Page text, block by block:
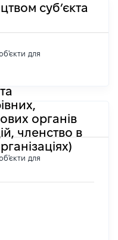
суб’єкта
для
органів
членство в
для